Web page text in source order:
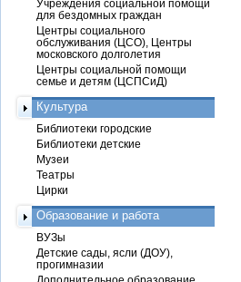
Учреждения социальной помощи
для бездомных граждан
Центры социального
обслуживания (ЦСО), Центры
московского долголетия
Центры социальной помощи
семье и детям (ЦСПСиД)
Культура
Библиотеки городские
Библиотеки детские
Музеи
Театры
Цирки
Образование и работа
ВУЗы
Детские сады, ясли (ДОУ),
прогимназии